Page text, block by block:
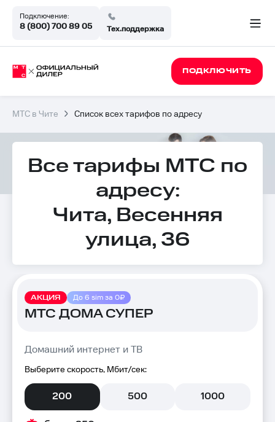
Подключение:
8 (800) 700 89 05 Тех.поддержка
ПОДКЛЮЧИТЬ
МТС в Чите Список всех тарифов по адресу
Все тарифы МТС по
адресу:
Чита, Весенняя
улица, 36
АКЦИЯ До 6 sim за 0₽
МТС ДОМА СУПЕР
Домашний интернет и ТВ
Выберите скорость, Мбит/сек:
200 500 1000